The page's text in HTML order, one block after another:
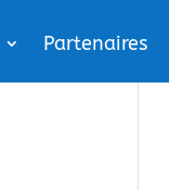
Partenaires